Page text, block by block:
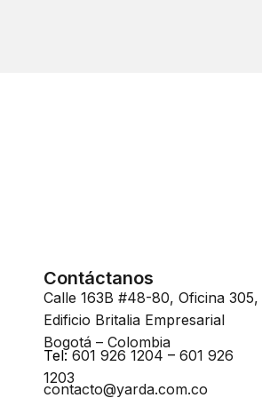
Contáctanos
Calle 163B #48-80, Oficina 305,
Edificio Britalia Empresarial
Bogotá – Colombia
Tel:601 926 1204 –601 926
1203
contacto@yarda.com.co